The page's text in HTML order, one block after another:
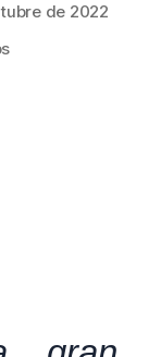
de 2022